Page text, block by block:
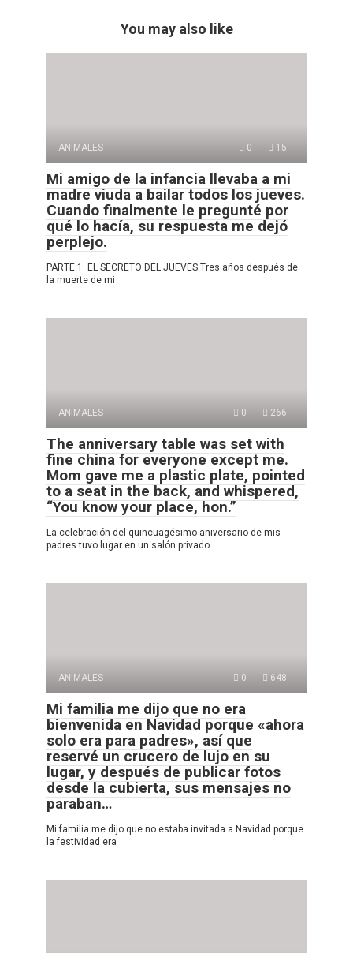
You may also like
ANIMALES 0 15
Mi amigo de la infancia llevaba a mi
madre viuda a bailar todos los jueves.
Cuando finalmente le pregunté por
qué lo hacía, su respuesta me dejó
perplejo.
PARTE 1: EL SECRETO DEL JUEVES Tres años después de
la muerte de mi
ANIMALES 0 266
The anniversary table was set with
fine china for everyone except me.
Mom gave me a plastic plate, pointed
to a seat in the back, and whispered,
“You know your place, hon.”
La celebración del quincuagésimo aniversario de mis
padres tuvo lugar en un salón privado
ANIMALES 0 648
Mi familia me dijo que no era
bienvenida en Navidad porque «ahora
solo era para padres», así que
reservé un crucero de lujo en su
lugar, y después de publicar fotos
desde la cubierta, sus mensajes no
paraban…
Mi familia me dijo que no estaba invitada a Navidad porque
la festividad era